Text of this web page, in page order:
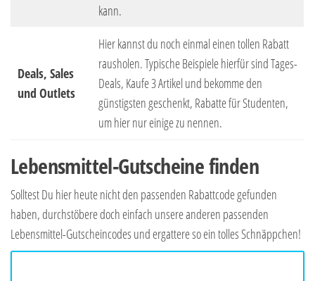
kann.
Deals, Sales
und Outlets
Hier kannst du noch einmal einen tollen Rabatt
rausholen. Typische Beispiele hierfür sind Tages-
Deals, Kaufe 3 Artikel und bekomme den
günstigsten geschenkt, Rabatte für Studenten,
um hier nur einige zu nennen.
Lebensmittel-Gutscheine finden
Solltest Du hier heute nicht den passenden Rabattcode gefunden
haben, durchstöbere doch einfach unsere anderen passenden
Lebensmittel-Gutscheincodes und ergattere so ein tolles Schnäppchen!